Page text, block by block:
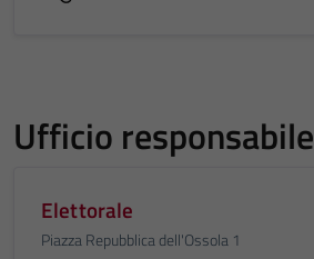
Ufficio responsabile
Elettorale
Piazza Repubblica dell'Ossola 1